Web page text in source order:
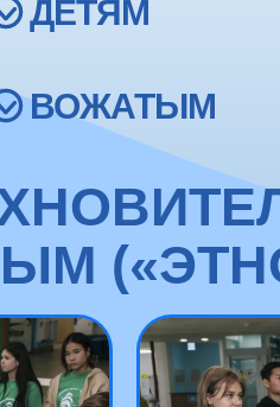
ДЕТЯМ
ВОЖАТЫМ